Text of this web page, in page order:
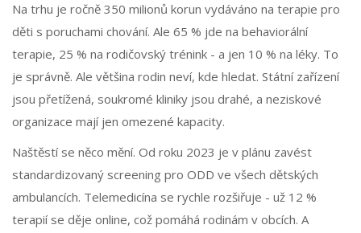
Na trhu je ročně 350 milionů korun vydáváno na terapie pro
děti s poruchami chování. Ale 65 % jde na behaviorální
terapie, 25 % na rodičovský trénink - a jen 10 % na léky. To
je správně. Ale většina rodin neví, kde hledat. Státní zařízení
jsou přetížená, soukromé kliniky jsou drahé, a neziskové
organizace mají jen omezené kapacity.
Naštěstí se něco mění. Od roku 2023 je v plánu zavést
standardizovaný screening pro ODD ve všech dětských
ambulancích. Telemedicína se rychle rozšiřuje - už 12 %
terapií se děje online, což pomáhá rodinám v obcích. A